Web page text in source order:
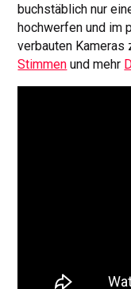
buchstäblich nur
hochwerfen und im
verbauten
Stimmen und mehr